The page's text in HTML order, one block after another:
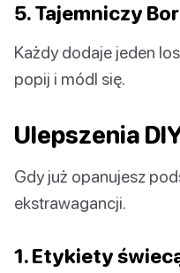
5. Tajemniczy
Każdy dodaje jeden
popij i módl się.
Ulepszenia
Gdy już opanujesz
ekstrawagancji.
1. Etykiety